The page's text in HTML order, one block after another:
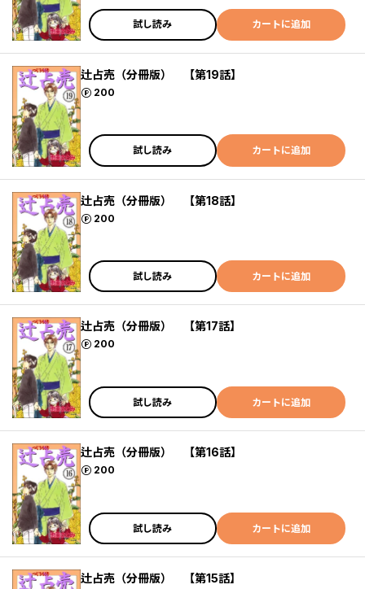
試し読み カートに追加
辻占売（分冊版） 【第19話】
200
ポイント
試し読み カートに追加
辻占売（分冊版） 【第18話】
200
ポイント
試し読み カートに追加
辻占売（分冊版） 【第17話】
200
ポイント
試し読み カートに追加
辻占売（分冊版） 【第16話】
200
ポイント
試し読み カートに追加
辻占売（分冊版） 【第15話】